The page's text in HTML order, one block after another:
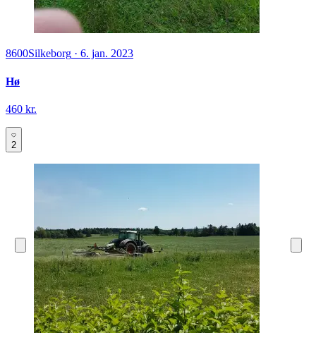
8600Silkeborg · 6. jan. 2023
Hø
460 kr.
2